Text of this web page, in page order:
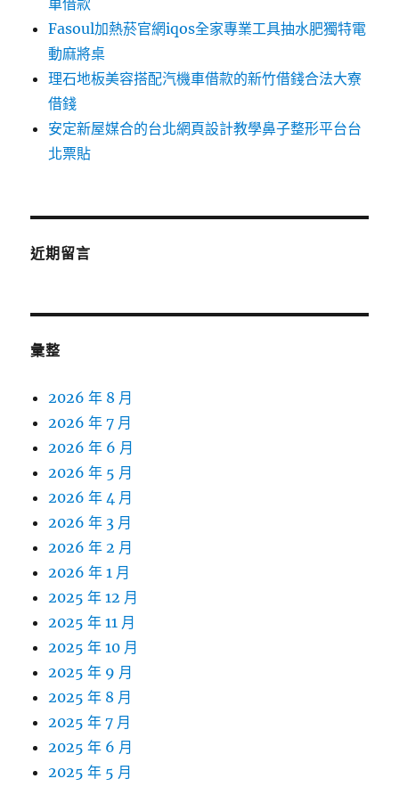
車借款
Fasoul加熱菸官網iqos全家專業工具抽水肥獨特電
動麻將桌
理石地板美容搭配汽機車借款的新竹借錢合法大寮
借錢
安定新屋媒合的台北網頁設計教學鼻子整形平台台
北票貼
近期留言
彙整
2026 年 8 月
2026 年 7 月
2026 年 6 月
2026 年 5 月
2026 年 4 月
2026 年 3 月
2026 年 2 月
2026 年 1 月
2025 年 12 月
2025 年 11 月
2025 年 10 月
2025 年 9 月
2025 年 8 月
2025 年 7 月
2025 年 6 月
2025 年 5 月